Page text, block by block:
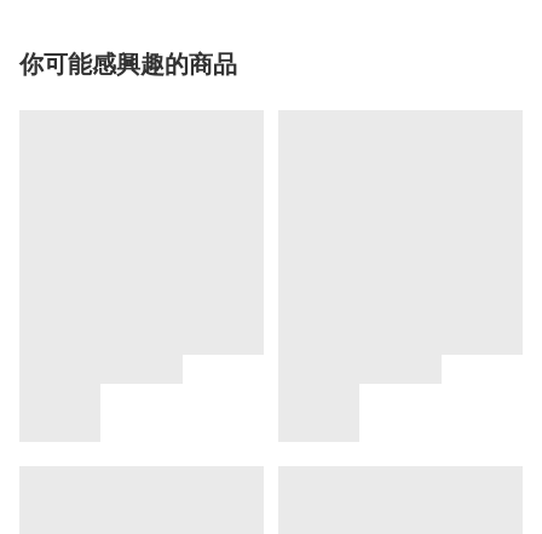
你可能感興趣的商品